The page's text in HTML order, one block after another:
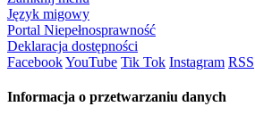
Język migowy
Portal Niepełnosprawność
Deklaracja dostępności
FacebookYouTube Tik Tok Instagram RSS
Informacja o przetwarzaniu danych